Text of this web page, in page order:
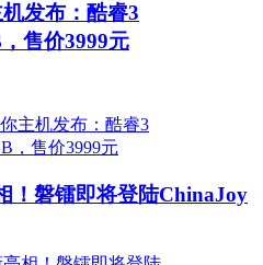
发布：酷睿3
售价3999元
！磐镭即将登陆ChinaJoy